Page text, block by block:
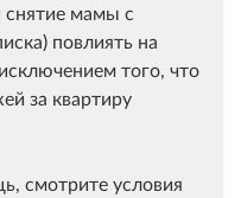
снятие мамы с
повлиять на
того, что
за квартиру
смотрите условия